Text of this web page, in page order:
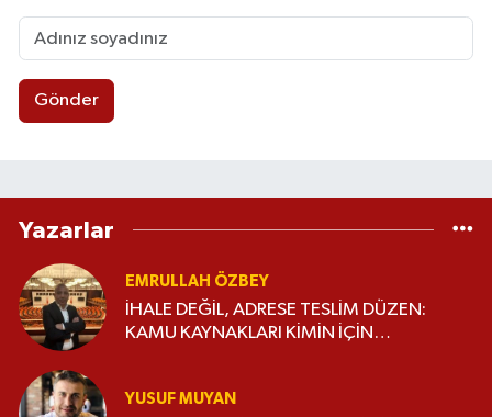
Gönder
Yazarlar
EMRULLAH ÖZBEY
İHALE DEĞİL, ADRESE TESLİM DÜZEN:
KAMU KAYNAKLARI KİMİN İÇİN
YUSUF MUYAN